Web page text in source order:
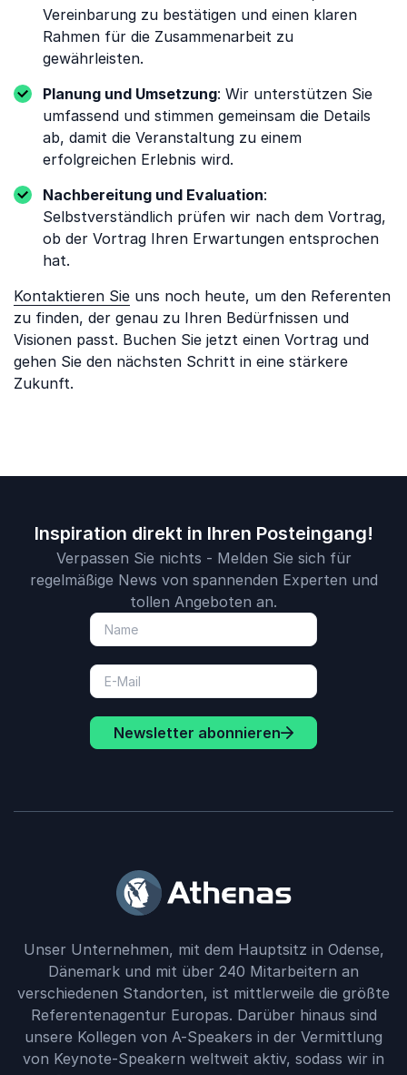
Vereinbarung zu bestätigen und einen klaren
Rahmen für die Zusammenarbeit zu
gewährleisten.
Planung und Umsetzung: Wir unterstützen Sie
umfassend und stimmen gemeinsam die Details
ab, damit die Veranstaltung zu einem
erfolgreichen Erlebnis wird.
Nachbereitung und Evaluation:
Selbstverständlich prüfen wir nach dem Vortrag,
ob der Vortrag Ihren Erwartungen entsprochen
hat.
Kontaktieren Sie uns noch heute, um den Referenten
zu finden, der genau zu Ihren Bedürfnissen und
Visionen passt. Buchen Sie jetzt einen Vortrag und
gehen Sie den nächsten Schritt in eine stärkere
Zukunft.
Inspiration direkt in Ihren Posteingang!
Verpassen Sie nichts - Melden Sie sich für
regelmäßige News von spannenden Experten und
tollen Angeboten an.
Newsletter abonnieren
Unser Unternehmen, mit dem Hauptsitz in Odense,
Dänemark und mit über 240 Mitarbeitern an
verschiedenen Standorten, ist mittlerweile die größte
Referentenagentur Europas. Darüber hinaus sind
unsere Kollegen von A-Speakers in der Vermittlung
von Keynote-Speakern weltweit aktiv, sodass wir in